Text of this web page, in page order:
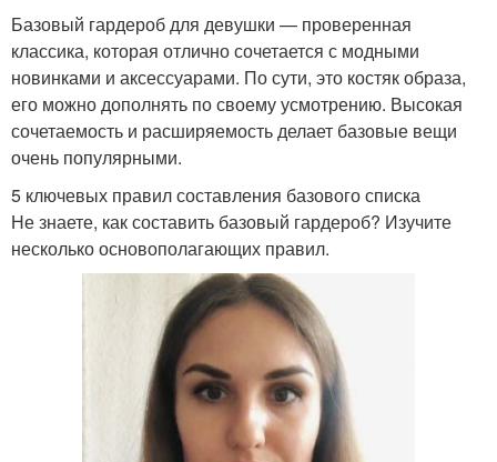
Базовый гардероб для девушки — проверенная
классика, которая отлично сочетается с модными
новинками и аксессуарами. По сути, это костяк образа,
его можно дополнять по своему усмотрению. Высокая
сочетаемость и расширяемость делает базовые вещи
очень популярными.
5 ключевых правил составления базового списка
Не знаете, как составить базовый гардероб? Изучите
несколько основополагающих правил.